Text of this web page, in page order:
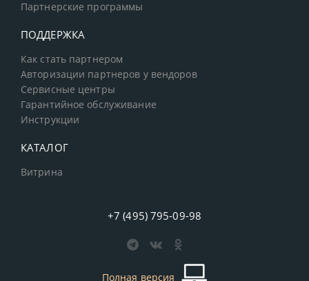
Партнерские программы
ПОДДЕРЖКА
Как стать партнером
Авторизации партнеров у вендоров
Сервисные центры
Гарантийное обслуживание
Инструкции
КАТАЛОГ
Витрина
+7 (495) 795-09-98
Полная версия